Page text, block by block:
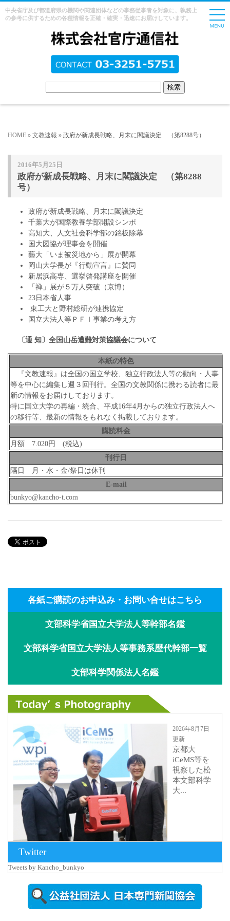
中央省庁及び都道府県の機関や関連団体などの事務従事者を対象に、執務上
の参考に供するための各種情報を正確・確実・迅速にお届けしています。
HOME » 文教速報 » 政府が新成長戦略、月末に閣議決定 （第8288号）
2016年5月25日
政府が新成長戦略、月末に閣議決定 （第8288
号）
政府が新成長戦略、月末に閣議決定
千葉大が国際教養学部開設シンポ
高知大、人文社会科学部の銘板除幕
国大図協が理事会を開催
藝大「いま被災地から」展が開幕
岡山大学長が『行動宣言』に賛同
新居浜高専、選挙啓発講座を開催
「禅」展が５万人突破（京博）
23日本省人事
東工大と野村総研が連携協定
国立大法人等ＰＦＩ事業の考え方
〔通 知〕 全国山岳遭難対策協議会について
本紙の特色
『文教速報』は全国の国立学校、独立行政法人等の動向・人事
等を中心に編集し週３回刊行。全国の文教関係に携わる読者に最
新の情報をお届けしております。
特に国立大学の再編・統合、平成16年4月からの独立行政法人へ
の移行等、最新の情報をもれなく掲載しております。
購読料金
月額 7.020円 (税込)
刊行日
隔日 月・水・金/祭日は休刊
E-mail
bunkyo@kancho-t.com
各紙ご購読のお申込み・お問い合せはこちら
文部科学省国立大学法人等幹部名鑑
文部科学省国立大学法人等事務系歴代幹部一覧
文部科学関係法人名鑑
2026年8月7日
更新
京都大
iCeMS等を
視察した松
本文部科学
大...
2026年8月5日
更新
農工大で大
Twitter
Tweets by Kancho_bunkyo